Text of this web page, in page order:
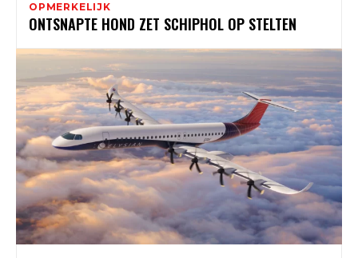
OPMERKELIJK
ONTSNAPTE HOND ZET SCHIPHOL OP STELTEN